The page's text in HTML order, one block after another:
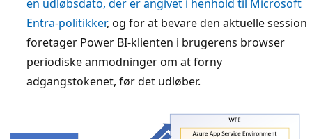
en udløbsdato, der er angivet i henhold til Microsoft
Entra-politikker, og for at bevare den aktuelle session
foretager Power BI-klienten i brugerens browser
periodiske anmodninger om at forny
adgangstokenet, før det udløber.